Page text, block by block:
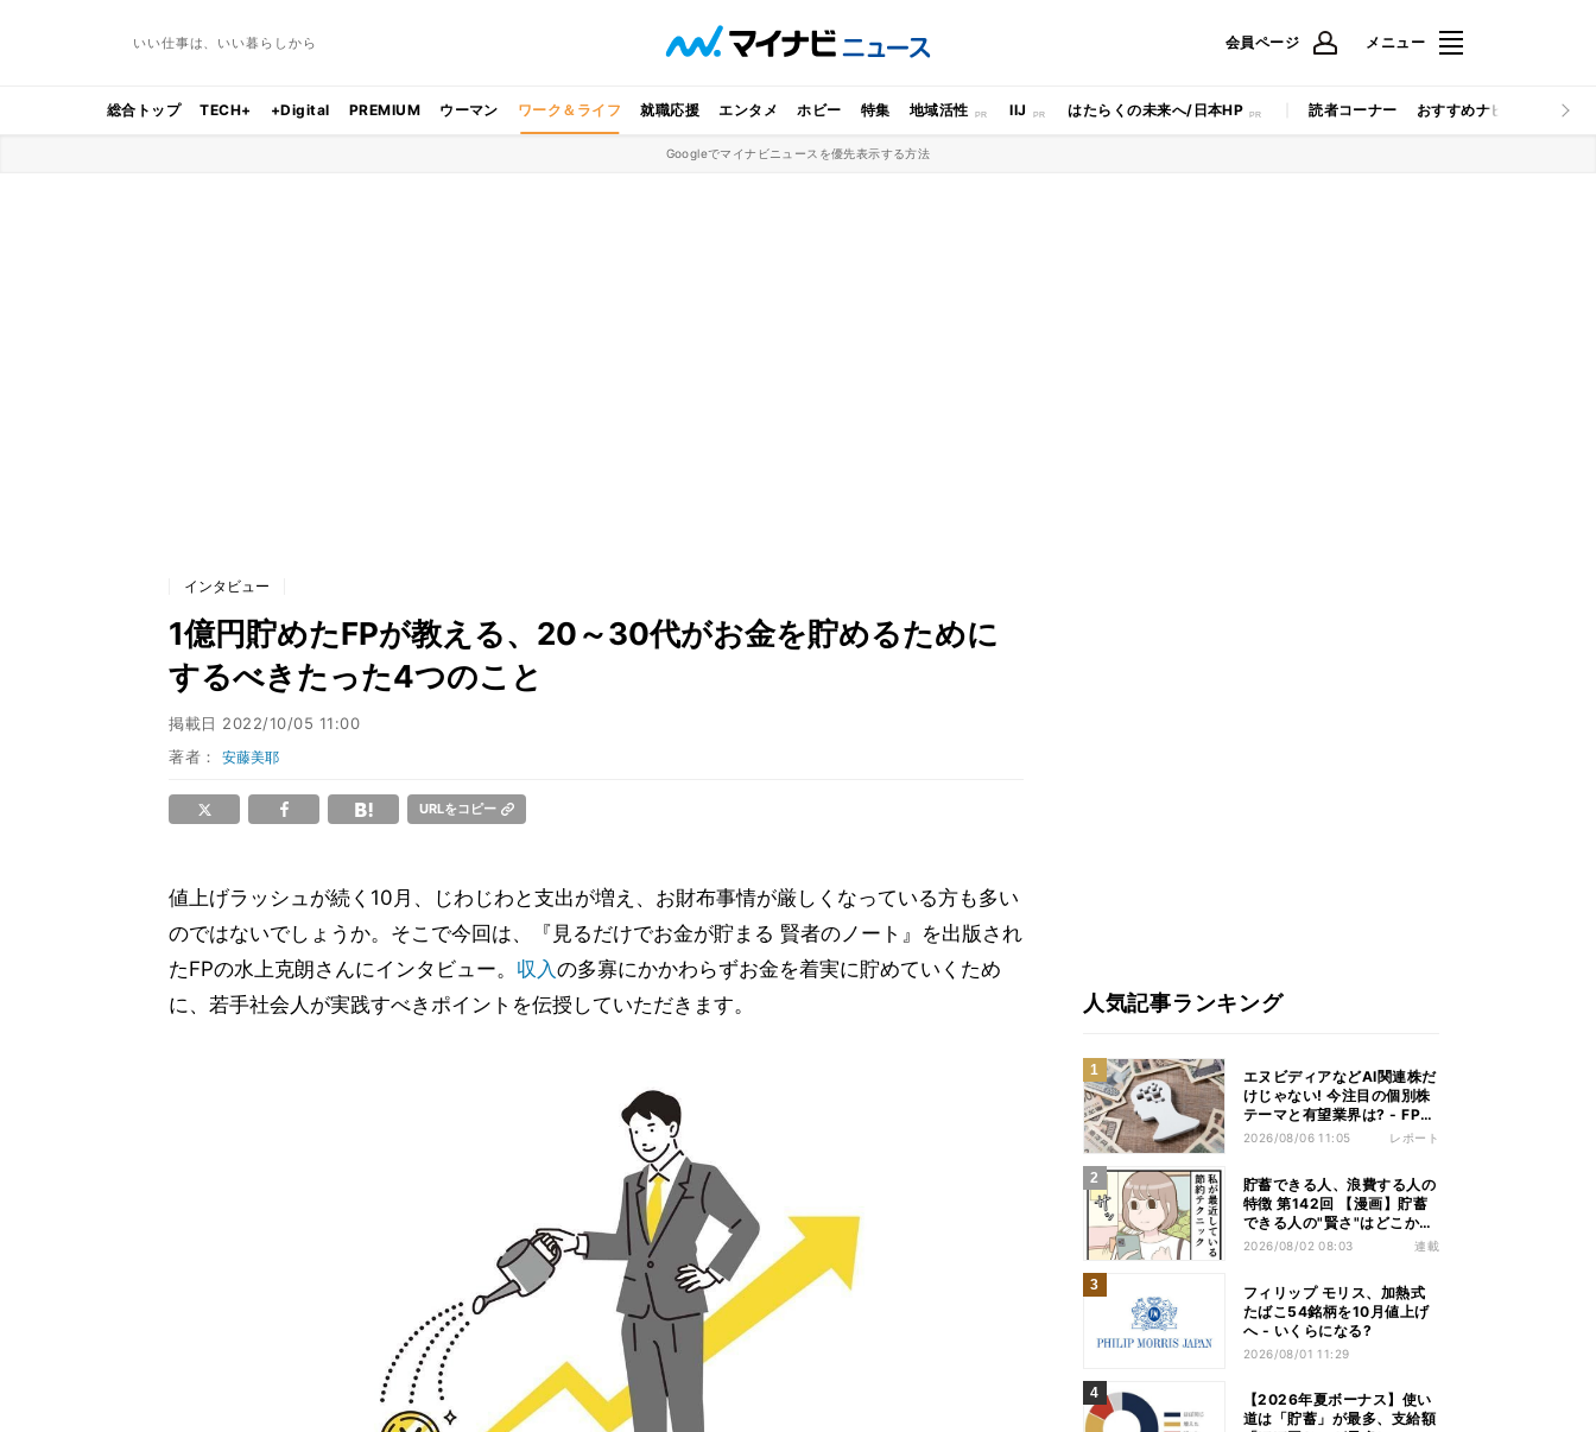
いい仕事は、いい暮らしから 会員ページ メニュー
総合トップ TECH+ +Digital PREMIUM ウーマン ワーク＆ライフ 就職応援 エンタメ ホビー 特集 地域活性 IIJ はたらくの未来へ/日本HP 読者コーナー おすすめナビ マイナビ
Googleでマイナビニュースを優先表示する方法
インタビュー
1億円貯めたFPが教える、20～30代がお金を貯めるために
するべきたった4つのこと
掲載日 2022/10/05 11:00
著者：安藤美耶
URLをコピー
値上げラッシュが続く10月、じわじわと支出が増え、お財布事情が厳しくなっている方も多い
のではないでしょうか。そこで今回は、『見るだけでお金が貯まる 賢者のノート』を出版され
たFPの水上克朗さんにインタビュー。 収入の多寡にかかわらずお金を着実に貯めていくため
に、若手社会人が実践すべきポイントを伝授していただきます。
人気記事ランキング
エヌビディアなどAI関連株だ
けじゃない! 今注目の個別株
テーマと有望業界は? - FP解
説
2026/08/06 11:05 レポート
貯蓄できる人、浪費する人の
特徴 第142回 【漫画】貯蓄
できる人の"賢さ"はどこか
ら? スーパーでの意外な習慣
2026/08/02 08:03 連載
フィリップ モリス、加熱式
たばこ54銘柄を10月値上げ
へ - いくらになる?
2026/08/01 11:29
【2026年夏ボーナス】使い
道は「貯蓄」が最多、支給額